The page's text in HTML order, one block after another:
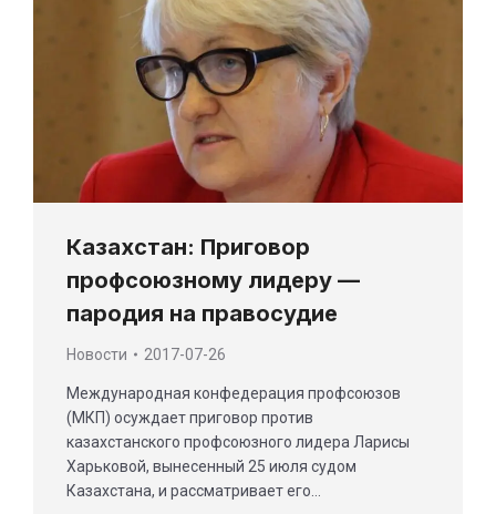
Казахстан: Приговор
профсоюзному лидеру —
пародия на правосудие
Новости 2017-07-26
Международная конфедерация профсоюзов
(МКП) осуждает приговор против
казахстанского профсоюзного лидера Ларисы
Харьковой, вынесенный 25 июля судом
Казахстана, и рассматривает его…